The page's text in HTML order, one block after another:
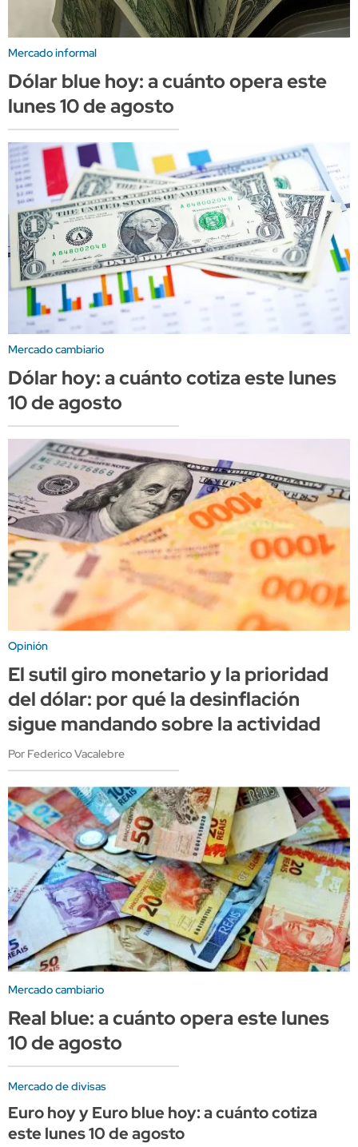
Mercado informal
Dólar blue hoy: a cuánto opera este
lunes 10 de agosto
Mercado cambiario
Dólar hoy: a cuánto cotiza este lunes
10 de agosto
Opinión
El sutil giro monetario y la prioridad
del dólar: por qué la desinflación
sigue mandando sobre la actividad
Por Federico Vacalebre
Mercado cambiario
Real blue: a cuánto opera este lunes
10 de agosto
Mercado de divisas
Euro hoy y Euro blue hoy: a cuánto cotiza
este lunes 10 de agosto